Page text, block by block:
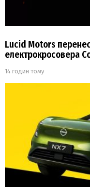
Lucid Motors
електрокросовера
14 годин тому